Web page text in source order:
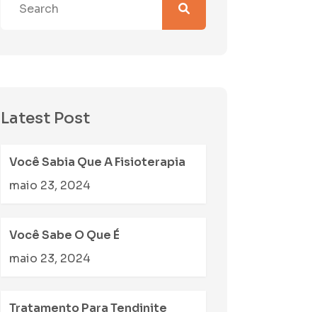
Latest Post
Você Sabia Que A Fisioterapia
maio 23, 2024
Você Sabe O Que É
maio 23, 2024
Tratamento Para Tendinite